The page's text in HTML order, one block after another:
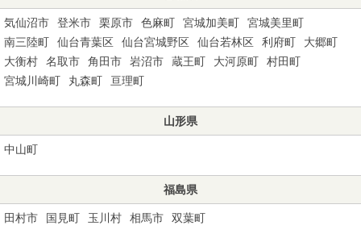
気仙沼市 登米市 栗原市 色麻町 宮城加美町
宮城美里町
南三陸町
仙台青葉区 仙台宮城野区 仙台若林区 利府町
大郷町
大衡村
名取市 角田市 岩沼市 蔵王町 大河原町
村田町
宮城川崎町
丸森町 亘理町
山形県
中山町
福島県
田村市 国見町 玉川村 相馬市 双葉町